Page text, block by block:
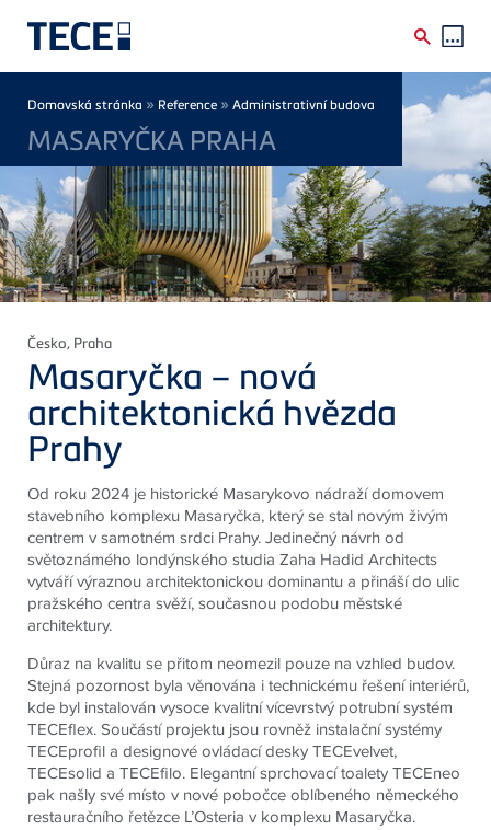
Breadcrumb
Domovská stránka » Reference » Administrativní budova
MASARYČKA PRAHA
Česko, Praha
Masaryčka – nová
architektonická hvězda
Prahy
Od roku 2024 je historické Masarykovo nádraží domovem
stavebního komplexu Masaryčka, který se stal novým živým
centrem v samotném srdci Prahy. Jedinečný návrh od
světoznámého londýnského studia Zaha Hadid Architects
vytváří výraznou architektonickou dominantu a přináší do ulic
pražského centra svěží, současnou podobu městské
architektury.
Důraz na kvalitu se přitom neomezil pouze na vzhled budov.
Stejná pozornost byla věnována i technickému řešení interiérů,
kde byl instalován vysoce kvalitní vícevrstvý potrubní systém
TECEflex. Součástí projektu jsou rovněž instalační systémy
TECEprofil a designové ovládací desky TECEvelvet,
TECEsolid a TECEfilo. Elegantní sprchovací toalety TECEneo
pak našly své místo v nové pobočce oblíbeného německého
restauračního řetězce L’Osteria v komplexu Masaryčka.